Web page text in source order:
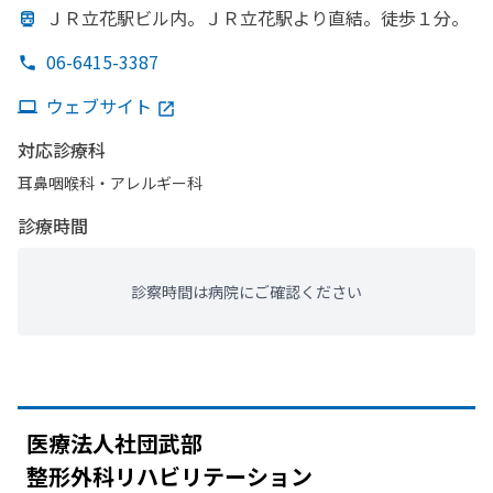
ＪＲ立花駅ビル内。 ＪＲ立花駅より直結。 徒歩１分。
06-6415-3387
ウェブサイト
対応診療科
耳鼻咽喉科・​アレルギー科
診療時間
診察時間は病院にご確認ください
医療法人社団武部
整形外科リハビリテーション